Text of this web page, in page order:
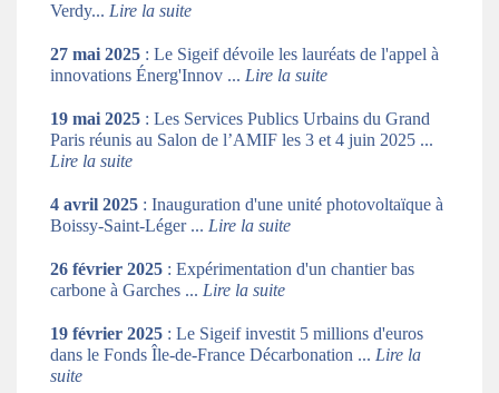
Verdy... Lire la suite
27 mai 2025 : Le Sigeif dévoile les lauréats de l'appel à
innovations Énerg'Innov ... Lire la suite
19 mai 2025 : Les Services Publics Urbains du Grand
Paris réunis au Salon de l’AMIF les 3 et 4 juin 2025 ...
Lire la suite
4 avril 2025 : Inauguration d'une unité photovoltaïque à
Boissy-Saint-Léger ... Lire la suite
26 février 2025 : Expérimentation d'un chantier bas
carbone à Garches ... Lire la suite
19 février 2025 : Le Sigeif investit 5 millions d'euros
dans le Fonds Île-de-France Décarbonation ... Lire la
suite